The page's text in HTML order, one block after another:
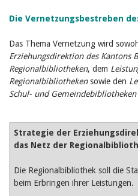
Kantonale
Unterstützungsbeiträge
Schweizer Literatur
Alle Tags
Autoren
Julie Greub
Sibylle Birrer
Javier Lopez
Felicitas Isler
Andrea Grichting
Die Vernetzungsbestreben
Das Thema Vernetzung wird
Erziehungsdirektion des Kantons
Regionalbibliotheken, dem
Regionalbibliothekensowie den
Schul- und Gemeindebibliotheken
Strategie der
das Netz der
Die Regionalbibliothek soll die
beim Erbringen ihrer Leistungen.